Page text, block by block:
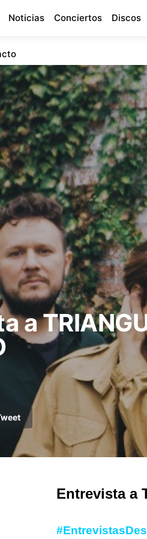
Noticias Conciertos Discos
a
Entrevista a